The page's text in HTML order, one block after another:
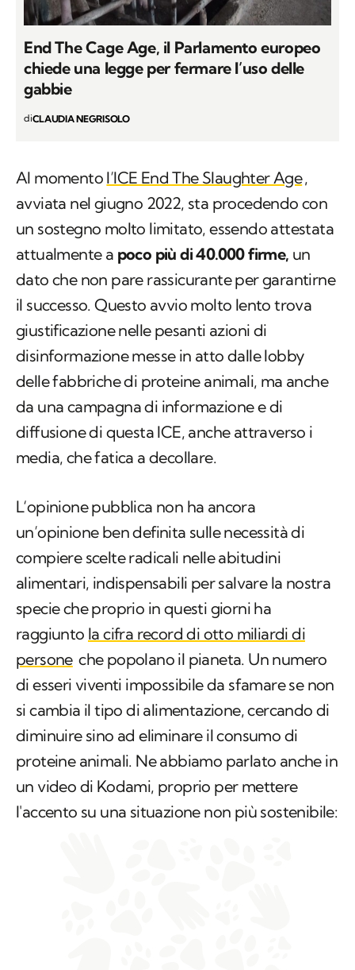
End The Cage Age, il Parlamento europeo
chiede una legge per fermare l’uso delle
gabbie
diCLAUDIA NEGRISOLO
Al momento l’ICE End The Slaughter Age,
avviata nel giugno 2022, sta procedendo con
un sostegno molto limitato, essendo attestata
attualmente a poco più di 40.000 firme, un
dato che non pare rassicurante per garantirne
il successo. Questo avvio molto lento trova
giustificazione nelle pesanti azioni di
disinformazione messe in atto dalle lobby
delle fabbriche di proteine animali, ma anche
da una campagna di informazione e di
diffusione di questa ICE, anche attraverso i
media, che fatica a decollare.
L‘opinione pubblica non ha ancora
un’opinione ben definita sulle necessità di
compiere scelte radicali nelle abitudini
alimentari, indispensabili per salvare la nostra
specie che proprio in questi giorni ha
raggiunto la cifra record di otto miliardi di
persone che popolano il pianeta. Un numero
di esseri viventi impossibile da sfamare se non
si cambia il tipo di alimentazione, cercando di
diminuire sino ad eliminare il consumo di
proteine animali. Ne abbiamo parlato anche in
un video di Kodami, proprio per mettere
l'accento su una situazione non più sostenibile: